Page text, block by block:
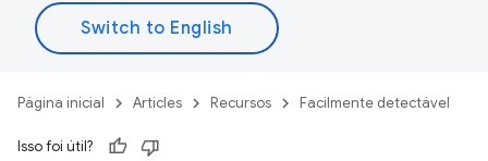
Página inicial Articles Recursos Facilmente detectável
Isso foi útil?